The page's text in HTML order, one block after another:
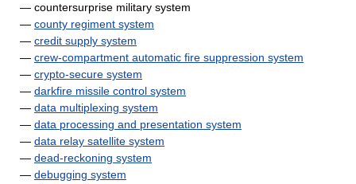
— countersurprise military system
— county regiment system
— credit supply system
— crew-compartment automatic fire suppression system
— crypto-secure system
— darkfire missile control system
— data multiplexing system
— data processing and presentation system
— data relay satellite system
— dead-reckoning system
— debugging system